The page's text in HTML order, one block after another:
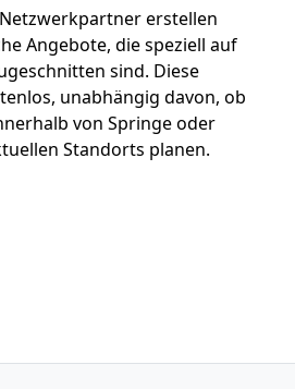
erstellen
Angebote, die speziell auf
sind. Diese
unabhängig davon, ob
von Springe oder
Standorts planen.